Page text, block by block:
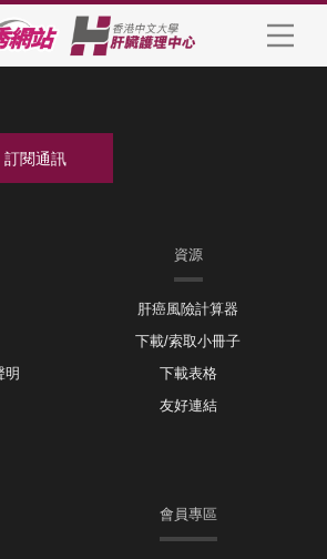
明
資源
肝癌風險計算器
下載/索取小冊子
下載表格
友好連結
會員專區